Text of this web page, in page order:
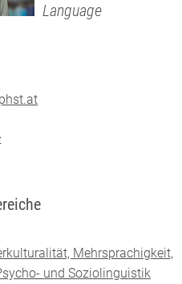
Language
Mehrsprachigkeit,
und Soziolinguistik